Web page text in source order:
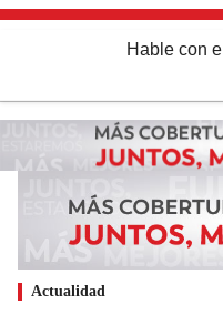
Hable con el
Actualidad